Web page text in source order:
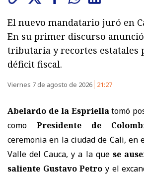
El nuevo mandatario juró en
En su primer discurso
tributaria y recortes estatales
déficit fiscal.
Viernes 7 de agosto de 2026 21:27
Abelardo de la Espriellatomó
como Presidente de
ceremonia en la ciudad de Cali, en
Valle del Cauca, y a la que se
saliente Gustavo Petro y el